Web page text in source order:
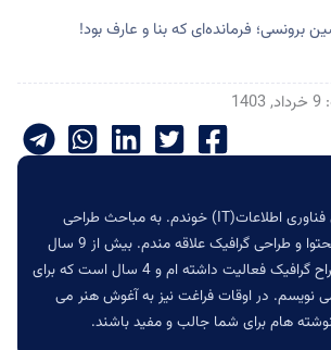
است که به عنوان طراح گرافیک فعالیت داشته ام و 4 سال است که برای
در اوقات فراغت نیز به آغوش هنر می
هام برای شما جالب و مفید باشند.
این مقاله مفید بود؟